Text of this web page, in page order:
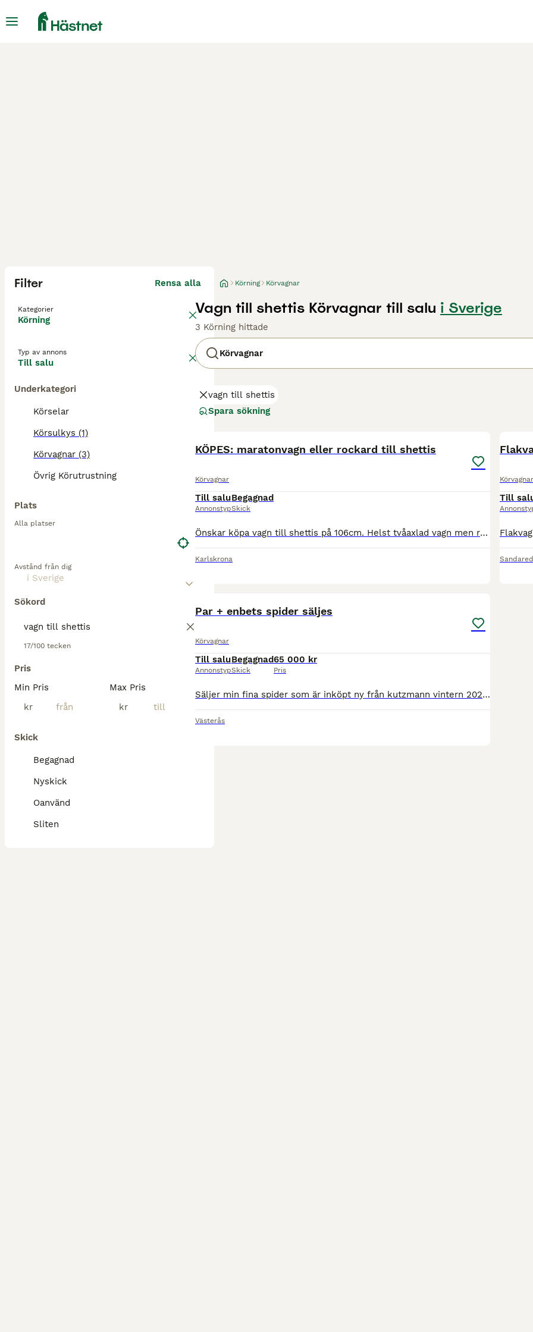
Filter Rensa alla
Kategorier
Körning
Typ av annons
Till salu
Underkategori
Körselar
Körsulkys (1)
Körvagnar (3)
Övrig Körutrustning
Plats
Alla platser
Avstånd från dig
Sökord
17/100 tecken
Pris
Min Pris
kr
Max Pris
kr
Skick
Begagnad
Nyskick
Oanvänd
Sliten
Körning Körvagnar
Vagn till shettis Körvagnar till salu i Sverige
3 Körning hittade
Körvagnar
vagn till shettis
Spara sökning
KÖPES: maratonvagn eller rockard till shettis
Körvagnar
Till salu
Annonstyp
Begagnad
Skick
Önskar köpa vagn till shettis på 106cm. Helst tvåaxlad vagn men rockard är också vara av intresse. Sele med ergonomisk brösta även det önskvärt. Blekinge/Skåne med omnejd.
Karlskrona
Körvagnar
Till
Sandared
Par + enbets spider säljes
Körvagnar
Till salu
Annonstyp
Begagnad
Skick
65 000 kr
Pris
Säljer min fina spider som är inköpt ny från kutzmann vintern 2022. Inte använd de senaste 1.5 åren då jag haft skadade hästar, men alltid stått under tak och servad varje år. Väldigt välskött. Jag
Västerås